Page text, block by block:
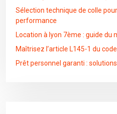
Sélection technique de colle
performance
Location à lyon 7ème : guide du
Maîtrisez l’article L145-1 du
Prêt personnel garanti :